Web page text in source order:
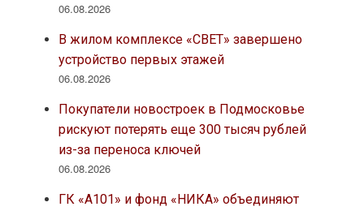
06.08.2026
В жилом комплексе «СВЕТ» завершено
устройство первых этажей
06.08.2026
Покупатели новостроек в Подмосковье
рискуют потерять еще 300 тысяч рублей
из-за переноса ключей
06.08.2026
ГК «А101» и фонд «НИКА» объединяют